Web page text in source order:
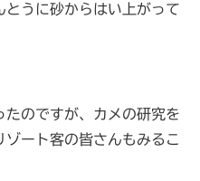
うに砂からはい上がって
のですが、カメの研究を
ート客の皆さんもみるこ